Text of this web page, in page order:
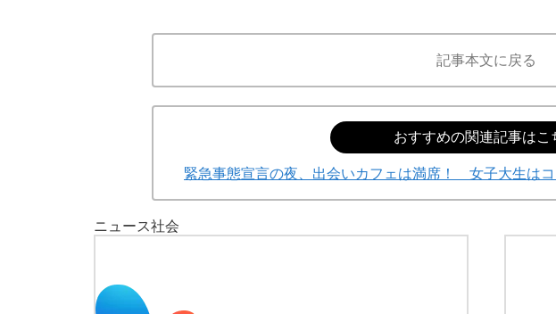
記事本文に戻る
おすすめの関連記事はこ
緊急事態宣言の夜、出会いカフェは満席！ 女子大生はコ
ニュース社会